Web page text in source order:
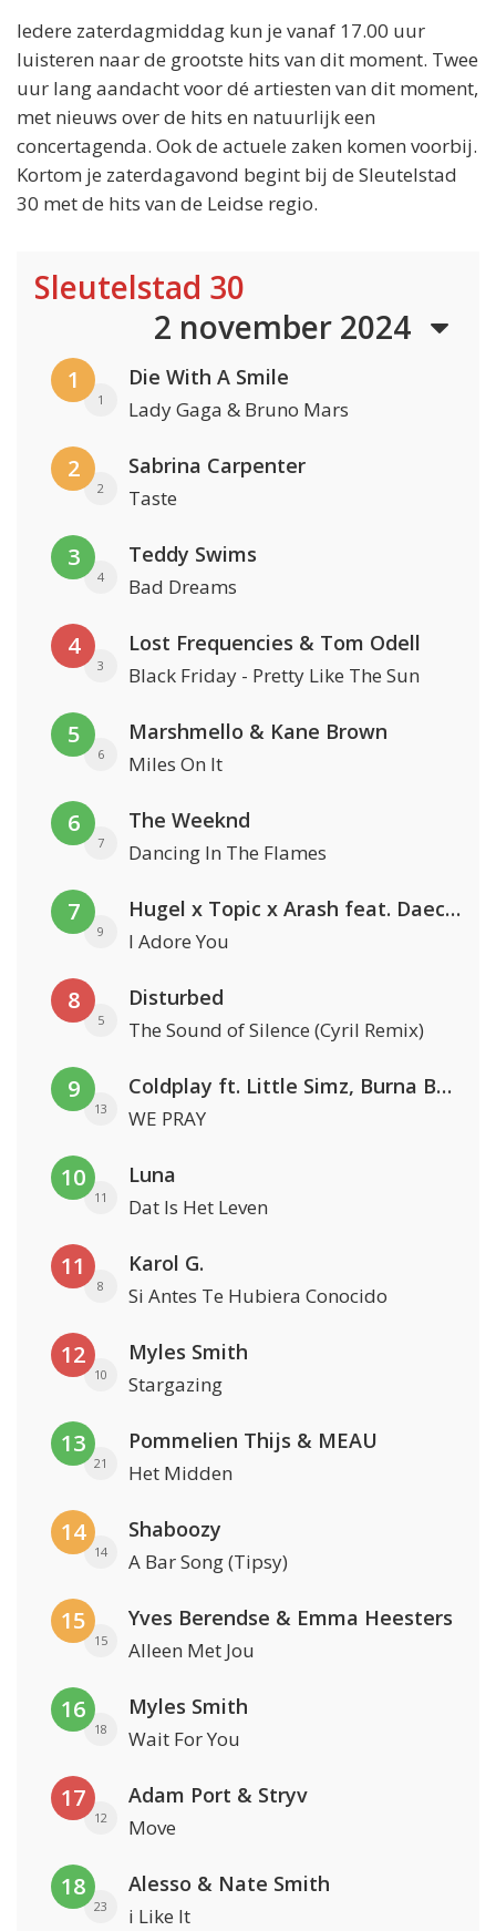
Iedere zaterdagmiddag kun je vanaf 17.00 uur
luisteren naar de grootste hits van dit moment. Twee
uur lang aandacht voor dé artiesten van dit moment,
met nieuws over de hits en natuurlijk een
concertagenda. Ook de actuele zaken komen voorbij.
Kortom je zaterdagavond begint bij de Sleutelstad
30 met de hits van de Leidse regio.
Sleutelstad 30
2 november 2024
1
1
Die With A Smile
Lady Gaga & Bruno Mars
2
2
Sabrina Carpenter
Taste
3
4
Teddy Swims
Bad Dreams
4
3
Lost Frequencies & Tom Odell
Black Friday - Pretty Like The Sun
5
6
Marshmello & Kane Brown
Miles On It
6
7
The Weeknd
Dancing In The Flames
7
9
Hugel x Topic x Arash feat. Daecolm
I Adore You
8
5
Disturbed
The Sound of Silence (Cyril Remix)
9
13
Coldplay ft. Little Simz, Burna Boy, Elyanna & Tini
WE PRAY
10
11
Luna
Dat Is Het Leven
11
8
Karol G.
Si Antes Te Hubiera Conocido
12
10
Myles Smith
Stargazing
13
21
Pommelien Thijs & MEAU
Het Midden
14
14
Shaboozy
A Bar Song (Tipsy)
15
15
Yves Berendse & Emma Heesters
Alleen Met Jou
16
18
Myles Smith
Wait For You
17
12
Adam Port & Stryv
Move
18
23
Alesso & Nate Smith
i Like It